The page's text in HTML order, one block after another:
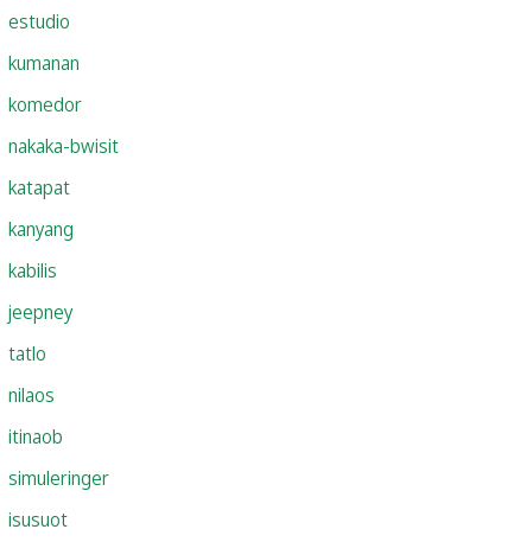
estudio
kumanan
komedor
nakaka-bwisit
katapat
kanyang
kabilis
jeepney
tatlo
nilaos
itinaob
simuleringer
isusuot